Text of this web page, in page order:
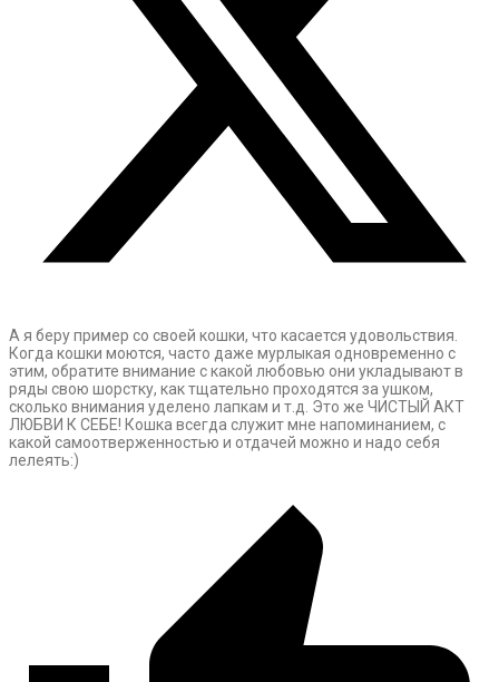
А я беру пример со своей кошки, что касается удовольствия.
Когда кошки моются, часто даже мурлыкая одновременно с
этим, обратите внимание с какой любовью они укладывают в
ряды свою шорстку, как тщательно проходятся за ушком,
сколько внимания уделено лапкам и т.д. Это же ЧИСТЫЙ АКТ
ЛЮБВИ К СЕБЕ! Кошка всегда служит мне напоминанием, с
какой самоотверженностью и отдачей можно и надо себя
лелеять:)